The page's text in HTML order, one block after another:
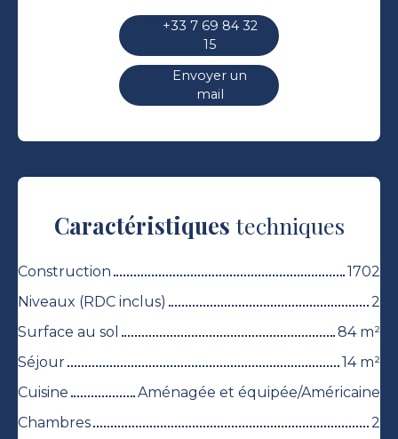
+33 7 69 84 32
15
Envoyer un
mail
Caractéristiques techniques
Construction
1702
Niveaux (RDC inclus)
2
Surface au sol
84 m²
Séjour
14 m²
Cuisine
Aménagée et équipée/Américaine
Chambres
2